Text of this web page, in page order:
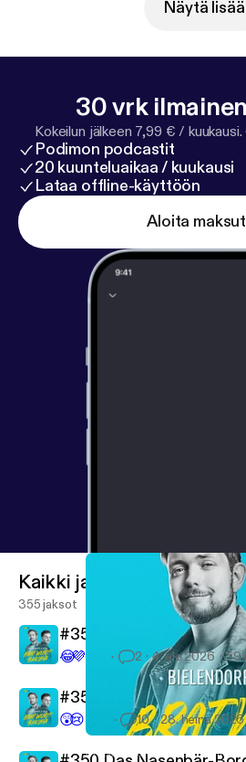
Schlupp vom Grünen Stern. Dieser Podcast wird
Podcasts Daten. Wenn Sie der
Übermittlung der Daten
wollen, melden Sie sich hier:
[datenschutz@julep.de]
Näytä lisää
30 vrk
Kokeilun jälkeen 7,99 € / kuukausi. ·
Podimon podcastit
20 kuunteluaikaa / kuukausi
Lataa offline-käyttöön
Aloita
Bratwurst und Baklava - mit
Kaikki jaksot
355 jaksot
#352 Auf
😂💜 2 4. elo 2026 59
#351 T wie Tollwut
😲😢 10 28. heinä 2026